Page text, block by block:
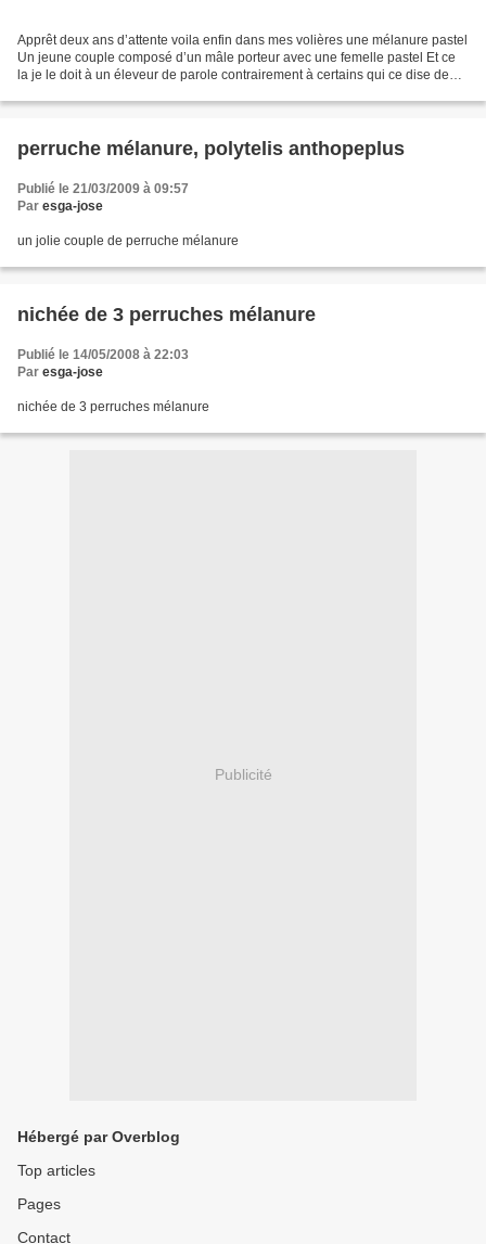
Apprêt deux ans d’attente voila enfin dans mes volières une mélanure pastel
Un jeune couple composé d’un mâle porteur avec une femelle pastel Et ce
la je le doit à un éleveur de parole contrairement à certains qui ce dise de
perruche mélanure, polytelis anthopeplus
Publié le 21/03/2009 à 09:57
Par esga-jose
un jolie couple de perruche mélanure
nichée de 3 perruches mélanure
Publié le 14/05/2008 à 22:03
Par esga-jose
nichée de 3 perruches mélanure
Publicité
Hébergé par Overblog
Top articles
Pages
Contact